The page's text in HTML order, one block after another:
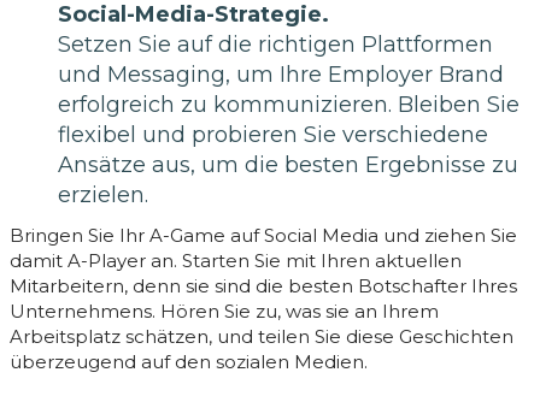
Social-Media-Strategie.
Setzen Sie auf die richtigen Plattformen
und Messaging, um Ihre Employer Brand
erfolgreich zu kommunizieren. Bleiben Sie
flexibel und probieren Sie verschiedene
Ansätze aus, um die besten Ergebnisse zu
erzielen.
Bringen Sie Ihr A-Game auf Social Media und ziehen Sie
damit A-Player an. Starten Sie mit Ihren aktuellen
Mitarbeitern, denn sie sind die besten Botschafter Ihres
Unternehmens. Hören Sie zu, was sie an Ihrem
Arbeitsplatz schätzen, und teilen Sie diese Geschichten
überzeugend auf den sozialen Medien.